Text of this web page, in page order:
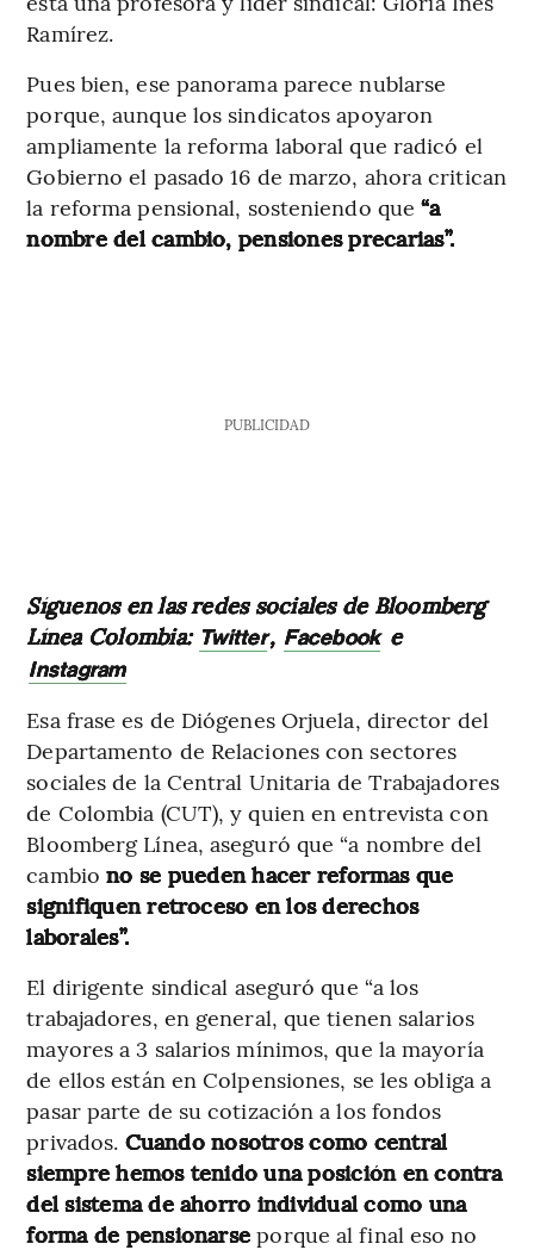
Ramírez.
Pues bien, ese panorama parece nublarse
porque, aunque los sindicatos apoyaron
ampliamente la reforma laboral que radicó el
Gobierno el pasado 16 de marzo, ahora critican
la reforma pensional, sosteniendo que“a
nombre del cambio, pensiones precarias”.
PUBLICIDAD
Síguenos en las redes sociales de Bloomberg
Línea Colombia: Twitter, Facebook e
Instagram
Esa frase es de Diógenes Orjuela, director del
Departamento de Relaciones con sectores
sociales de la Central Unitaria de Trabajadores
de Colombia (CUT), y quien en entrevista con
Bloomberg Línea, aseguró que “a nombre del
cambio no se pueden hacer reformas que
signifiquen retroceso en los derechos
laborales”.
El dirigente sindical aseguró que “a los
trabajadores, en general, que tienen salarios
mayores a 3 salarios mínimos, que la mayoría
de ellos están en Colpensiones, se les obliga a
pasar parte de su cotización a los fondos
privados. Cuando nosotros como central
siempre hemos tenido una posición en contra
del sistema de ahorro individual como una
forma de pensionarse porque al final eso no